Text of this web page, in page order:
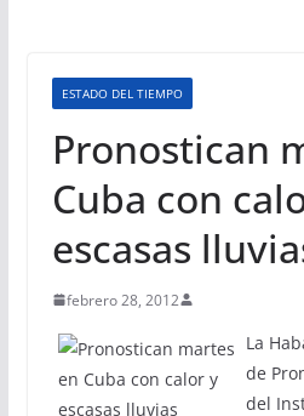
ESTADO DEL TIEMPO
Pronostican
Cuba con
escasas
febrero 28, 2012
La
de
del